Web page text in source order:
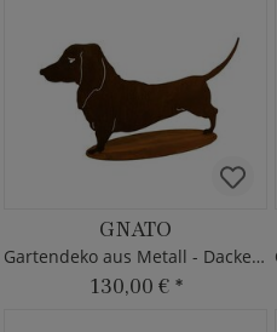
GNATO
Gartendeko aus Metall - Dackel - Rost
130,00 € *